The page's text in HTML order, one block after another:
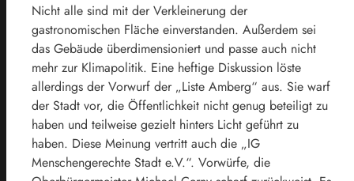
Nicht alle sind mit der Verkleinerung der
gastronomischen Fläche einverstanden. Außerdem sei
das Gebäude überdimensioniert und passe auch nicht
mehr zur Klimapolitik. Eine heftige Diskussion löste
allerdings der Vorwurf der „Liste Amberg“ aus. Sie warf
der Stadt vor, die Öffentlichkeit nicht genug beteiligt zu
haben und teilweise gezielt hinters Licht geführt zu
haben. Diese Meinung vertritt auch die „IG
Menschengerechte Stadt e.V.“. Vorwürfe, die